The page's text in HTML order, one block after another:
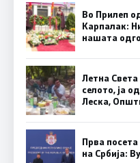
Во Прилеп
Карпалак:
нашата
Летна
селото, ја
Леска,
Прва
на Србија: